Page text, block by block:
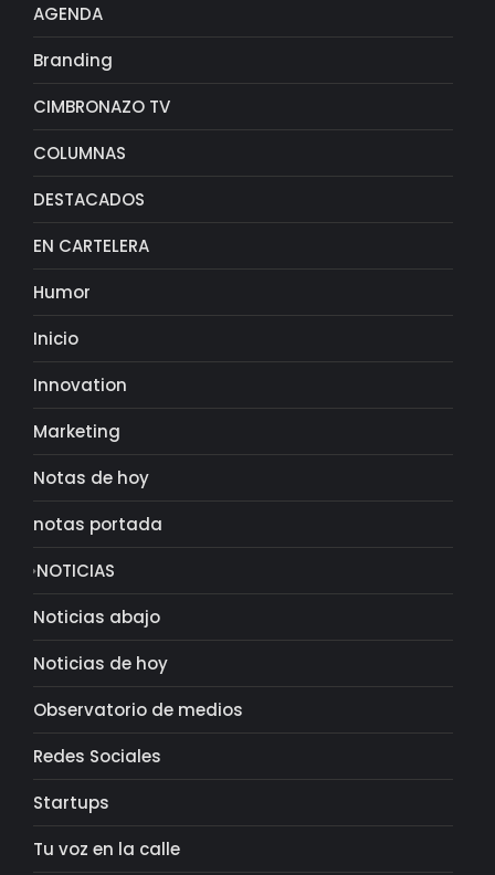
AGENDA
Branding
CIMBRONAZO TV
COLUMNAS
DESTACADOS
EN CARTELERA
Humor
Inicio
Innovation
Marketing
Notas de hoy
notas portada
NOTICIAS
Noticias abajo
Noticias de hoy
Observatorio de medios
Redes Sociales
Startups
Tu voz en la calle